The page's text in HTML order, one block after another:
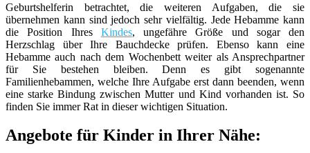
Geburtshelferin betrachtet, die weiteren Aufgaben, die sie
übernehmen kann sind jedoch sehr vielfältig. Jede Hebamme kann
die Position Ihres Kindes, ungefähre Größe und sogar den
Herzschlag über Ihre Bauchdecke prüfen. Ebenso kann eine
Hebamme auch nach dem Wochenbett weiter als Ansprechpartner
für Sie bestehen bleiben. Denn es gibt sogenannte
Familienhebammen, welche Ihre Aufgabe erst dann beenden, wenn
eine starke Bindung zwischen Mutter und Kind vorhanden ist. So
finden Sie immer Rat in dieser wichtigen Situation.
Angebote für Kinder in Ihrer Nähe: